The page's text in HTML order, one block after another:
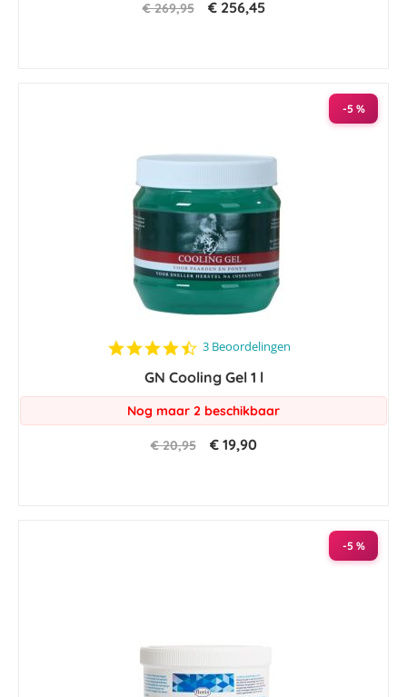
€ 269,95 € 256,45
-5 %
4.7
rating
3 Beoordelingen
GN Cooling Gel 1 l
Nog maar 2 beschikbaar
€ 20,95 € 19,90
-5 %